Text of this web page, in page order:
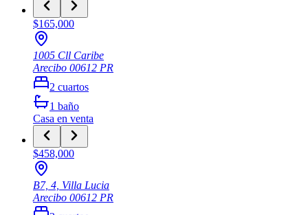
$165,000
1005 Cll Caribe
Arecibo 00612 PR
2 cuartos
1 baño
Casa en venta
$458,000
B7, 4, Villa Lucia
Arecibo 00612 PR